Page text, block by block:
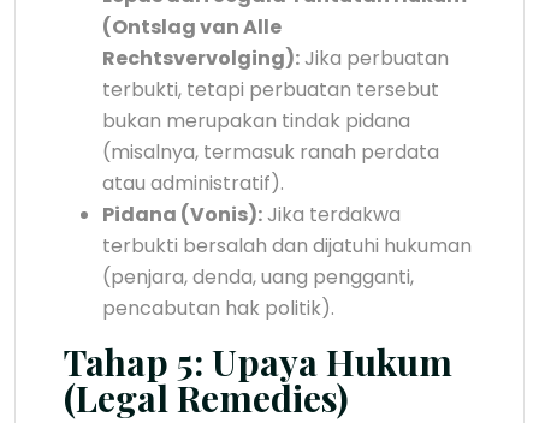
(Ontslag van Alle
Rechtsvervolging):Jika perbuatan
terbukti, tetapi perbuatan tersebut
bukan merupakan tindak pidana
(misalnya, termasuk ranah perdata
atau administratif).
Pidana (Vonis):Jika terdakwa
terbukti bersalah dan dijatuhi hukuman
(penjara, denda, uang pengganti,
pencabutan hak politik).
Tahap 5: Upaya Hukum
(Legal Remedies)